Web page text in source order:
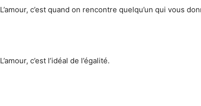
L’amour, c’est quand on rencontre quelqu’un qui vous
L’amour, c’est l’idéal de l’égalité.